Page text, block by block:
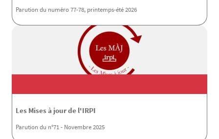
Parution du numéro 77-78, printemps-été 2026
Les Mises à jour de l'IRPI
Parution du n°71 - Novembre 2025